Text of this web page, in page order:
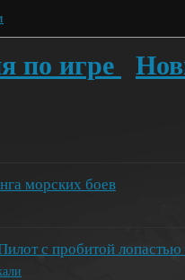
по игре
морских боев
с пробитой лопастью